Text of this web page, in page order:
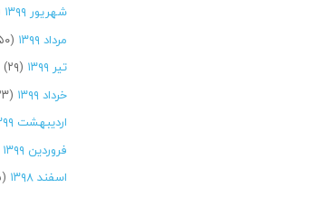
شهریور ۱۳۹۹
مرداد ۱۳۹۹
(۵۰)
تیر ۱۳۹۹
(۲۹)
خرداد ۱۳۹۹
(۲۳)
اردیبهشت ۱۳۹۹
فروردین ۱۳۹۹
اسفند ۱۳۹۸
(۴۵)